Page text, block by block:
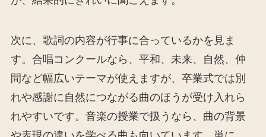
次に、歌詞の内容が行事に合っているかを見ま
す。合唱コンクールなら、平和、未来、自然、仲
間など幅広いテーマが使えますが、卒業式では別
れや感謝に自然につながる曲のほうが受け入れら
れやすいです。音楽の授業で扱うなら、曲の背景